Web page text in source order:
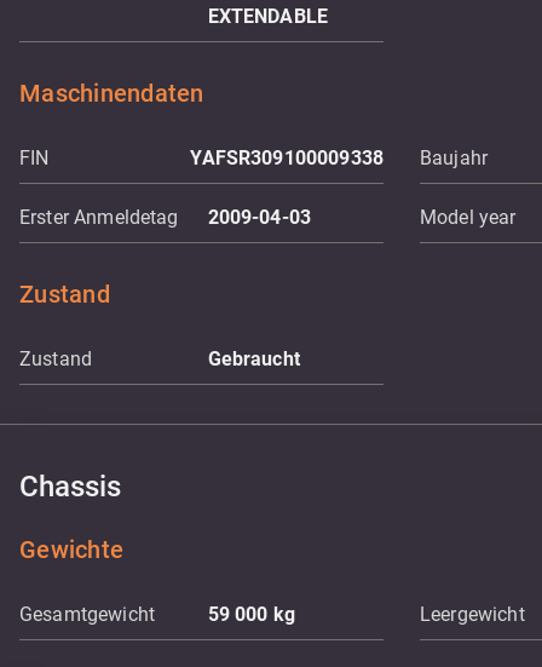
EXTENDABLE
Maschinendaten
FIN YAFSR309100009338 Baujahr
Erster Anmeldetag 2009-04-03 Model year
Zustand
Zustand Gebraucht
Chassis
Gewichte
Gesamtgewicht 59 000 kg Leergewicht